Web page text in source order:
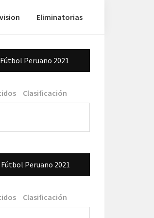
Eliminatorias
Peruano 2021
Clasificación
Peruano 2021
Clasificación